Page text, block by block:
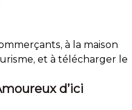
à la maison
et à télécharger le
d’ici